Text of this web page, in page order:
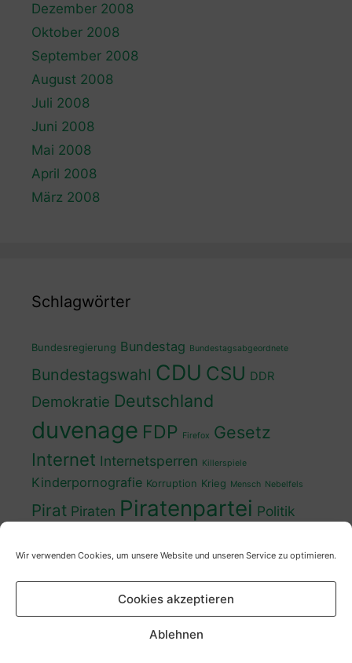
Wir verwenden Cookies, um unsere Website und unseren Service zu optimieren.
Cookies akzeptieren
Ablehnen
Dezember 2008
Oktober 2008
September 2008
August 2008
Juli 2008
Juni 2008
Mai 2008
April 2008
März 2008
Schlagwörter
Bundesregierung Bundestag Bundestagsabgeordnete
Bundestagswahl CDU CSU DDR
Demokratie Deutschland
duvenage FDP Firefox Gesetz
Internet Internetsperren Killerspiele
Kinderpornografie Korruption Krieg Mensch Nebelfels
Pirat Piraten Piratenpartei Politik
Wahlkampf Wahlprogramm Wähler
Zensur Zensursula Überwachung